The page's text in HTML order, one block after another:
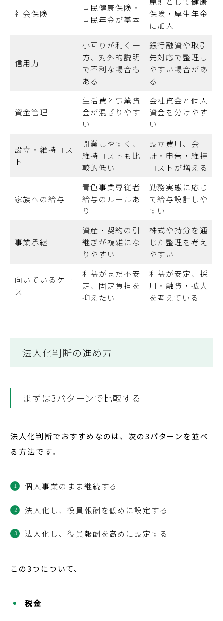
社会保険
国民健康保険・
国民年金が基本
保険・厚生年金
に加入
信用力
小回りが利く一
方、対外的説明
で不利な場合も
ある
銀行融資や取引
先対応で整理し
やすい場合があ
る
資金管理
生活費と事業資
金が混ざりやす
い
会社資金と個人
資金を分けやす
い
設立・維持コス
ト
開業しやすく、
維持コストも比
較的低い
設立費用、会
計・申告・維持
コストが増える
家族への給与
青色事業専従者
給与のルールあ
り
勤務実態に応じ
て給与設計しや
すい
事業承継
資産・契約の引
継ぎが複雑にな
りやすい
株式や持分を通
じた整理を考え
やすい
向いているケー
ス
利益がまだ不安
定、固定負担を
抑えたい
利益が安定、採
用・融資・拡大
を考えている
法人化判断の進め方
まずは3パターンで比較する
法人化判断でおすすめなのは、次の3パターンを並べ
る方法です。
個人事業のまま継続する
法人化し、役員報酬を低めに設定する
法人化し、役員報酬を高めに設定する
この3つについて、
税金